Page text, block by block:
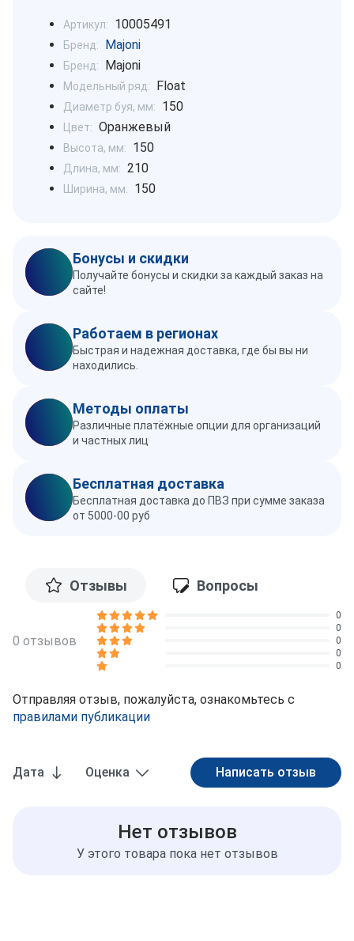
Артикул: 10005491
Бренд: Majoni
Бренд: Majoni
Модельный ряд: Float
Диаметр буя, мм: 150
Цвет: Оранжевый
Высота, мм: 150
Длина, мм: 210
Ширина, мм: 150
Бонусы и скидки
Получайте бонусы и скидки за каждый заказ на
сайте!
Работаем в регионах
Быстрая и надежная доставка, где бы вы ни
находились.
Методы оплаты
Различные платёжные опции для организаций
и частных лиц
Бесплатная доставка
Бесплатная доставка до ПВЗ при сумме заказа
от 5000-00 руб
Отзывы Вопросы
Дата Оценка
Нет отзывов
У этого товара пока нет отзывов
0 отзывов
0
0
0
0
0
Отправляя отзыв, пожалуйста, ознакомьтесь с
правилами публикации